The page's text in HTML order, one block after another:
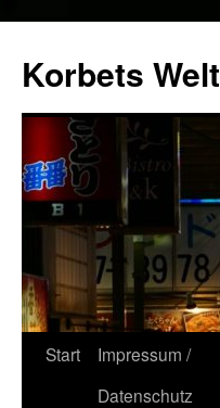
springen
Korbets
Start
Impressum /
Datenschutz